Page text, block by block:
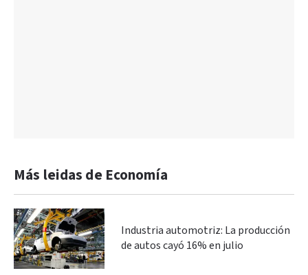
Más leidas de Economía
Industria automotriz: La producción
de autos cayó 16% en julio